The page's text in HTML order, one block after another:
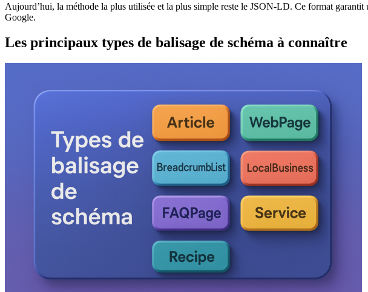
Aujourd’hui, la méthode la plus utilisée et la plus simple reste le JSON-LD. Ce format
Google.
Les principaux types de balisage de schéma à connaître